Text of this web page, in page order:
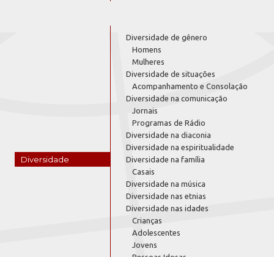
Diversidade
Diversidade de gênero
Homens
Mulheres
Diversidade de situações
Acompanhamento e Consolação
Diversidade na comunicação
Jornais
Programas de Rádio
Diversidade na diaconia
Diversidade na espiritualidade
Diversidade na família
Casais
Diversidade na música
Diversidade nas etnias
Diversidade nas idades
Crianças
Adolescentes
Jovens